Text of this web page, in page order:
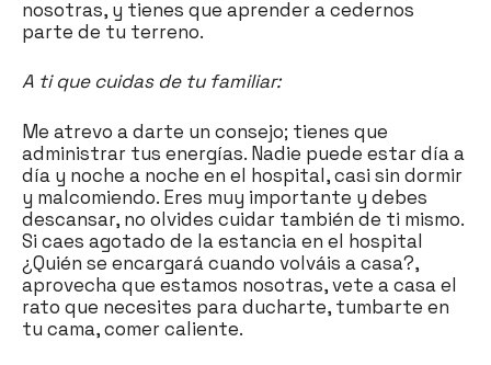
nosotras, y tienes que aprender a cedernos
parte de tu terreno.
A ti que cuidas de tu familiar:
Me atrevo a darte un consejo; tienes que
administrar tus energías. Nadie puede estar día a
día y noche a noche en el hospital, casi sin dormir
y malcomiendo. Eres muy importante y debes
descansar, no olvides cuidar también de ti mismo.
Si caes agotado de la estancia en el hospital
¿Quién se encargará cuando volváis a casa?,
aprovecha que estamos nosotras, vete a casa el
rato que necesites para ducharte, tumbarte en
tu cama, comer caliente.